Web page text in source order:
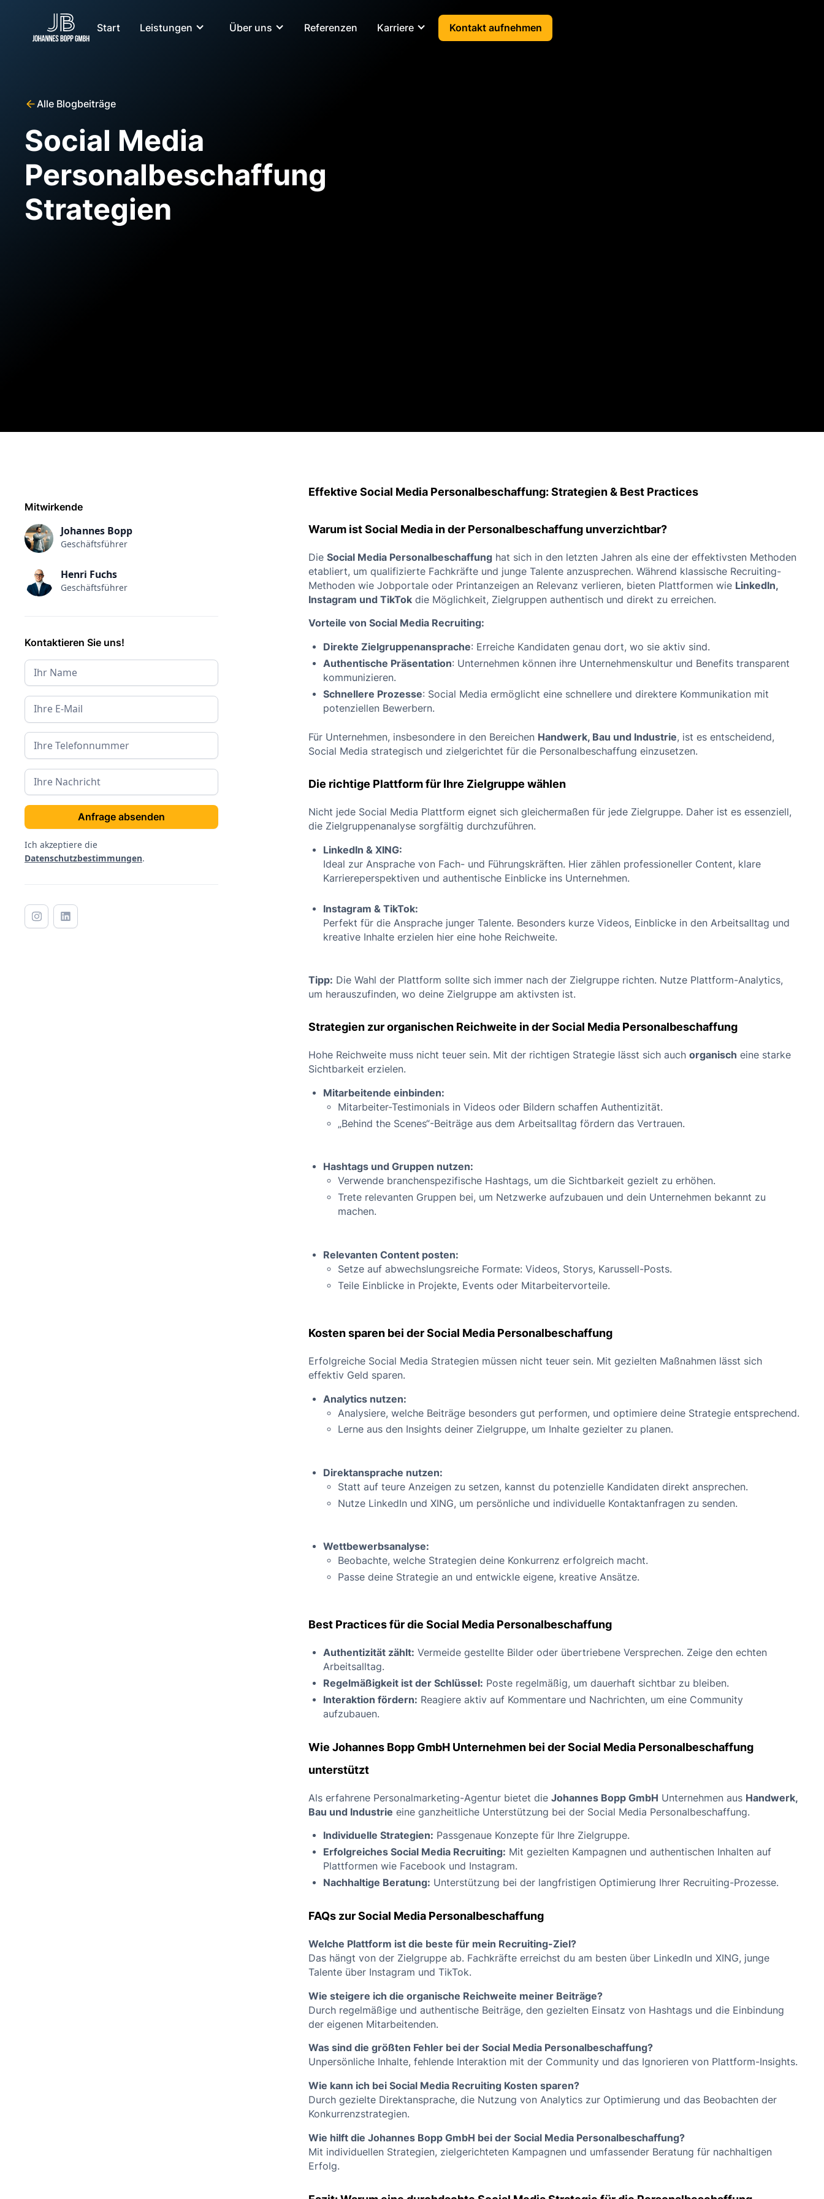
Start Leistungen Über uns Referenzen Karriere Kontakt aufnehmen
Alle Blogbeiträge
Social Media
Personalbeschaffung
Strategien
Mitwirkende
Johannes Bopp
Geschäftsführer
Henri Fuchs
Geschäftsführer
Kontaktieren Sie uns!
Ich akzeptiere die
Datenschutzbestimmungen.
Effektive Social Media Personalbeschaffung: Strategien & Best Practices
Warum ist Social Media in der Personalbeschaffung unverzichtbar?
DieSocial Media Personalbeschaffung hat sich in den letzten Jahren als eine der effektivsten Methoden
etabliert, um qualifizierte Fachkräfte und junge Talente anzusprechen. Während klassische Recruiting-
Methoden wie Jobportale oder Printanzeigen an Relevanz verlieren, bieten Plattformen wie LinkedIn,
Instagram und TikTok die Möglichkeit, Zielgruppen authentisch und direkt zu erreichen.
Vorteile von Social Media Recruiting:
Direkte Zielgruppenansprache: Erreiche Kandidaten genau dort, wo sie aktiv sind.
Authentische Präsentation: Unternehmen können ihre Unternehmenskultur und Benefits transparent
kommunizieren.
Schnellere Prozesse: Social Media ermöglicht eine schnellere und direktere Kommunikation mit
potenziellen Bewerbern.
Für Unternehmen, insbesondere in den Bereichen Handwerk, Bau und Industrie, ist es entscheidend,
Social Media strategisch und zielgerichtet für die Personalbeschaffung einzusetzen.
Die richtige Plattform für Ihre Zielgruppe wählen
Nicht jede Social Media Plattform eignet sich gleichermaßen für jede Zielgruppe. Daher ist es essenziell,
die Zielgruppenanalyse sorgfältig durchzuführen.
LinkedIn & XING:
Ideal zur Ansprache von Fach- und Führungskräften. Hier zählen professioneller Content, klare
Karriereperspektiven und authentische Einblicke ins Unternehmen.
Instagram & TikTok:
Perfekt für die Ansprache junger Talente. Besonders kurze Videos, Einblicke in den Arbeitsalltag und
kreative Inhalte erzielen hier eine hohe Reichweite.
Tipp: Die Wahl der Plattform sollte sich immer nach der Zielgruppe richten. Nutze Plattform-Analytics,
um herauszufinden, wo deine Zielgruppe am aktivsten ist.
Strategien zur organischen Reichweite in der Social Media Personalbeschaffung
Hohe Reichweite muss nicht teuer sein. Mit der richtigen Strategie lässt sich auchorganisch eine starke
Sichtbarkeit erzielen.
Mitarbeitende einbinden:
Mitarbeiter-Testimonials in Videos oder Bildern schaffen Authentizität.
„Behind the Scenes“-Beiträge aus dem Arbeitsalltag fördern das Vertrauen.
Hashtags und Gruppen nutzen:
Verwende branchenspezifische Hashtags, um die Sichtbarkeit gezielt zu erhöhen.
Trete relevanten Gruppen bei, um Netzwerke aufzubauen und dein Unternehmen bekannt zu
machen.
Relevanten Content posten:
Setze auf abwechslungsreiche Formate: Videos, Storys, Karussell-Posts.
Teile Einblicke in Projekte, Events oder Mitarbeitervorteile.
Kosten sparen bei der Social Media Personalbeschaffung
Erfolgreiche Social Media Strategien müssen nicht teuer sein. Mit gezielten Maßnahmen lässt sich
effektiv Geld sparen.
Analytics nutzen:
Analysiere, welche Beiträge besonders gut performen, und optimiere deine Strategie entsprechend.
Lerne aus den Insights deiner Zielgruppe, um Inhalte gezielter zu planen.
Direktansprache nutzen:
Statt auf teure Anzeigen zu setzen, kannst du potenzielle Kandidaten direkt ansprechen.
Nutze LinkedIn und XING, um persönliche und individuelle Kontaktanfragen zu senden.
Wettbewerbsanalyse:
Beobachte, welche Strategien deine Konkurrenz erfolgreich macht.
Passe deine Strategie an und entwickle eigene, kreative Ansätze.
Best Practices für die Social Media Personalbeschaffung
Authentizität zählt: Vermeide gestellte Bilder oder übertriebene Versprechen. Zeige den echten
Arbeitsalltag.
Regelmäßigkeit ist der Schlüssel: Poste regelmäßig, um dauerhaft sichtbar zu bleiben.
Interaktion fördern: Reagiere aktiv auf Kommentare und Nachrichten, um eine Community
aufzubauen.
Wie Johannes Bopp GmbH Unternehmen bei der Social Media Personalbeschaffung
unterstützt
Als erfahrene Personalmarketing-Agentur bietet dieJohannes Bopp GmbH Unternehmen aus Handwerk,
Bau und Industrie eine ganzheitliche Unterstützung bei der Social Media Personalbeschaffung.
Individuelle Strategien: Passgenaue Konzepte für Ihre Zielgruppe.
Erfolgreiches Social Media Recruiting: Mit gezielten Kampagnen und authentischen Inhalten auf
Plattformen wie Facebook und Instagram.
Nachhaltige Beratung: Unterstützung bei der langfristigen Optimierung Ihrer Recruiting-Prozesse.
FAQs zur Social Media Personalbeschaffung
Welche Plattform ist die beste für mein Recruiting-Ziel?
Das hängt von der Zielgruppe ab. Fachkräfte erreichst du am besten über LinkedIn und XING, junge
Talente über Instagram und TikTok.
Wie steigere ich die organische Reichweite meiner Beiträge?
Durch regelmäßige und authentische Beiträge, den gezielten Einsatz von Hashtags und die Einbindung
der eigenen Mitarbeitenden.
Was sind die größten Fehler bei der Social Media Personalbeschaffung?
Unpersönliche Inhalte, fehlende Interaktion mit der Community und das Ignorieren von Plattform-Insights.
Wie kann ich bei Social Media Recruiting Kosten sparen?
Durch gezielte Direktansprache, die Nutzung von Analytics zur Optimierung und das Beobachten der
Konkurrenzstrategien.
Wie hilft die Johannes Bopp GmbH bei der Social Media Personalbeschaffung?
Mit individuellen Strategien, zielgerichteten Kampagnen und umfassender Beratung für nachhaltigen
Erfolg.